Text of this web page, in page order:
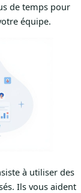
de temps pour
équipe.
à utiliser des
Ils vous aident